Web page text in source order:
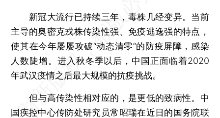
新冠大流行已持续三年，毒株几经变异。当前
主导的奥密克戎株传染性强、免疫逃逸强的特点，
使其在今年屡屡攻破“动态清零”的防疫屏障，感染
人数陡增。进入秋冬季以后，中国正面临着2020
年武汉疫情之后最大规模的抗疫挑战。
但与高传染性相对应的，是更低的致病性。中
国疾控中心传防处研究员常昭瑞在近日的国务院联